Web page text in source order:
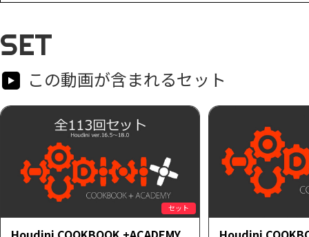
SET
この動画が含まれるセット
セット